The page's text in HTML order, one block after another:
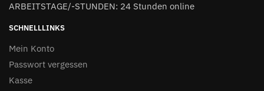
ARBEITSTAGE/-STUNDEN: 24 Stunden online
SCHNELLLINKS
Mein Konto
Passwort vergessen
Kasse